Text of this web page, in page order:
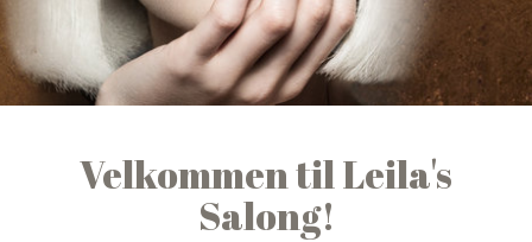
Velkommen til Leila's
Salong!